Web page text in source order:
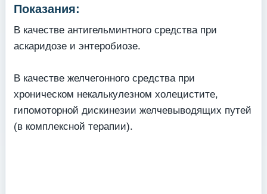
Показания:
В качестве антигельминтного средства при
аскаридозе и энтеробиозе.
В качестве желчегонного средства при
хроническом некалькулезном холецистите,
гипомоторной дискинезии желчевыводящих путей
(в комплексной терапии).